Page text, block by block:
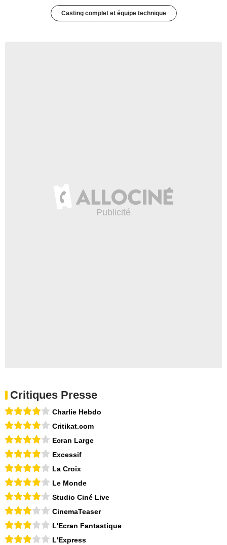
Casting complet et équipe technique
Critiques Presse
Charlie Hebdo
Critikat.com
Ecran Large
Excessif
La Croix
Le Monde
Studio Ciné Live
CinemaTeaser
L'Ecran Fantastique
L'Express